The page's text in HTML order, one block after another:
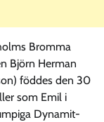
Bromma
Björn Herman
föddes den 30
som Emil i
Dynamit-